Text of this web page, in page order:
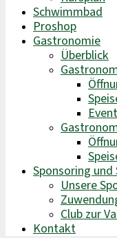
Schwimmbad
Proshop
Gastronomie
Überblick
Sponsoring und
Unsere
Club zur
Kontakt